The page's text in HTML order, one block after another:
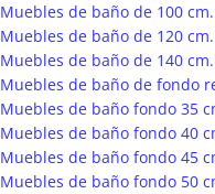
Muebles de baño de 100
Muebles de baño de 120
Muebles de baño de 140
Muebles de baño de fondo
Muebles de baño fondo 35
Muebles de baño fondo 40
Muebles de baño fondo 45
Muebles de baño fondo 50